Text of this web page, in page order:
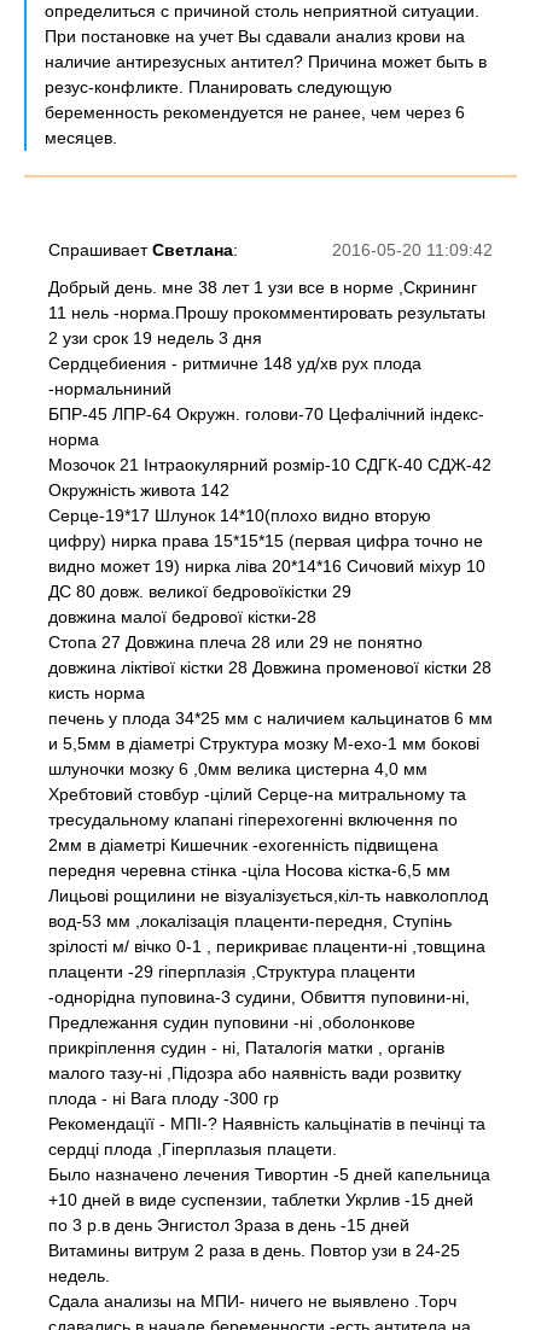
определиться с причиной столь неприятной ситуации.
При постановке на учет Вы сдавали анализ крови на
наличие антирезусных антител? Причина может быть в
резус-конфликте. Планировать следующую
беременность рекомендуется не ранее, чем через 6
месяцев.
2016-05-20 11:09:42
СпрашиваетСветлана:
Добрый день. мне 38 лет 1 узи все в норме ,Скрининг
11 нель -норма.Прошу прокомментировать результаты
2 узи срок 19 недель 3 дня
Сердцебиения - ритмичне 148 уд/хв рух плода
-нормальниний
БПР-45 ЛПР-64 Окружн. голови-70 Цефалічний індекс-
норма
Мозочок 21 Інтраокулярний розмір-10 СДГК-40 СДЖ-42
Окружність живота 142
Серце-19*17 Шлунок 14*10(плохо видно вторую
цифру) нирка права 15*15*15 (первая цифра точно не
видно может 19) нирка ліва 20*14*16 Сичовий міхур 10
ДС 80 довж. великої бедровоїкістки 29
довжина малої бедрової кістки-28
Стопа 27 Довжина плеча 28 или 29 не понятно
довжина ліктівої кістки 28 Довжина променової кістки 28
кисть норма
печень у плода 34*25 мм с наличием кальцинатов 6 мм
и 5,5мм в діаметрі Структура мозку М-ехо-1 мм бокові
шлуночки мозку 6 ,0мм велика цистерна 4,0 мм
Хребтовий стовбур -цілий Серце-на митральному та
тресудальному клапані гіперехогенні включення по
2мм в діаметрі Кишечник -ехогенність підвищена
передня черевна стінка -ціла Носова кістка-6,5 мм
Лицьові рощилини не візуалізується,кіл-ть навколоплод
вод-53 мм ,локалізація плаценти-передня, Ступінь
зрілості м/ вічко 0-1 , перикриває плаценти-ні ,товщина
плаценти -29 гіперплазія ,Структура плаценти
-однорідна пуповина-3 судини, Обвиття пуповини-ні,
Предлежання судин пуповини -ні ,оболонкове
прикріплення судин - ні, Паталогія матки , органів
малого тазу-ні ,Підозра або наявність вади розвитку
плода - ні Вага плоду -300 гр
Рекомендацїї - МПІ-? Наявність кальцінатів в печінці та
сердці плода ,Гіперплазыя плацети.
Было назначено лечения Тивортин -5 дней капельница
+10 дней в виде суспензии, таблетки Укрлив -15 дней
по 3 р.в день Энгистол 3раза в день -15 дней
Витамины витрум 2 раза в день. Повтор узи в 24-25
недель.
Сдала анализы на МПИ- ничего не выявлено .Торч